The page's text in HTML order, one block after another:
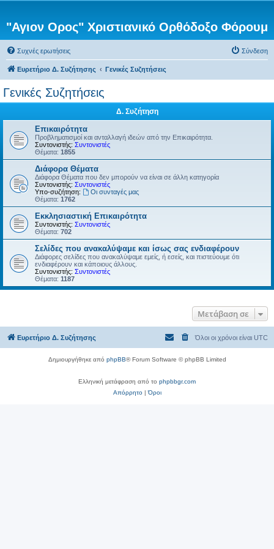
"Αγιον Ορος" Χριστιανικό Ορθόδοξο Φόρουμ
Συχνές ερωτήσεις Σύνδεση
Ευρετήριο Δ. Συζήτησης Γενικές Συζητήσεις
Γενικές Συζητήσεις
Δ. Συζήτηση
Επικαιρότητα
Προβληματισμοί και ανταλλαγή ιδεών από την Επικαιρότητα.
Συντονιστής: Συντονιστές
Θέματα: 1855
Διάφορα Θέματα
Διάφορα Θέματα που δεν μπορούν να είναι σε άλλη κατηγορία
Συντονιστής: Συντονιστές
Υπο-συζήτηση:
Οι συνταγές μας
Θέματα: 1762
Εκκλησιαστική Επικαιρότητα
Συντονιστής: Συντονιστές
Θέματα: 702
Σελίδες που ανακαλύψαμε και ίσως σας ενδιαφέρουν
Διάφορες σελίδες που ανακαλύψαμε εμείς, ή εσείς, και πιστεύουμε ότι
ενδιαφέρουν και κάποιους άλλους.
Συντονιστής: Συντονιστές
Θέματα: 1187
Μετάβαση σε
Ευρετήριο Δ. Συζήτησης Όλοι οι χρόνοι είναι UTC
Δημιουργήθηκε από phpBB® Forum Software © phpBB Limited
Ελληνική μετάφραση από το phpbbgr.com
Απόρρητο|Όροι